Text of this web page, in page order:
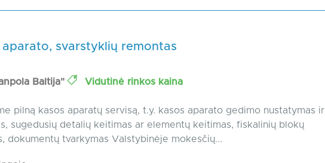
aparato, svarstyklių remontas
Baltija" Vidutinė rinkos kaina
pilną kasos aparatų servisą, t.y. kasos aparato gedimo nustatymas ir
sugedusių detalių keitimas ar elementų keitimas, fiskalinių blokų
dokumentų tvarkymas Valstybinėje mokesčių...